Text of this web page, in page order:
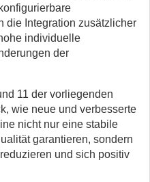
die Integration zusätzlicher
individuelle
der
11 der vorliegenden
wie neue und verbesserte
nicht nur eine stabile
garantieren, sondern
und sich positiv